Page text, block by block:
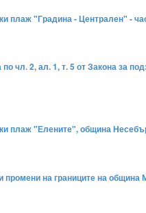
плаж "Градина - Централен" -
чл. 2, ал. 1, т. 5 от Закона за
плаж "Елените", община
на границите на